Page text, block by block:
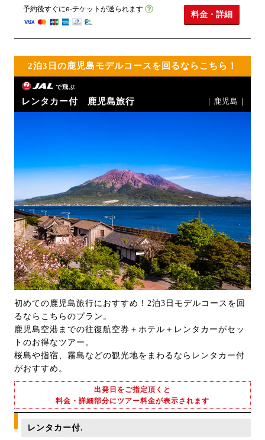
予約後すぐにe-チケットが送られます
料金・詳細
2泊3日の鹿児島モデルコースを回るならこちら！
で飛ぶ
レンタカー付 鹿児島旅行 ｜鹿児島｜
初めての鹿児島旅行におすすめ！2泊3日モデルコースを回
るならこちらのプラン。
鹿児島空港までの往復航空券＋ホテル＋レンタカーがセッ
トのお得なツアー。
桜島や指宿、霧島などの観光地をまわるならレンタカー付
がおすすめ。
出発日をご指定頂くと
料金・詳細部分にツアー料金が表示されます
レンタカー付.